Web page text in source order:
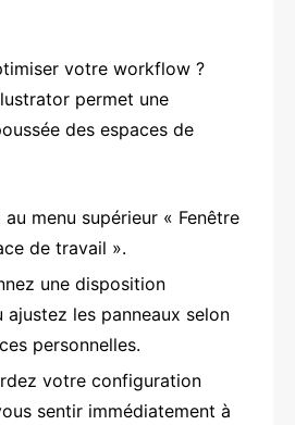
votre workflow ?
permet une
des espaces de
menu supérieur « Fenêtre
de travail ».
une disposition
ajustez les panneaux selon
personnelles.
votre configuration
sentir immédiatement à